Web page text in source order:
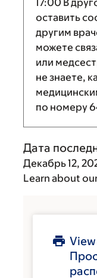
оставить
другим
можете
или
не знаете,
по номеру
Дата
Декабрь 12,
Learn about
View